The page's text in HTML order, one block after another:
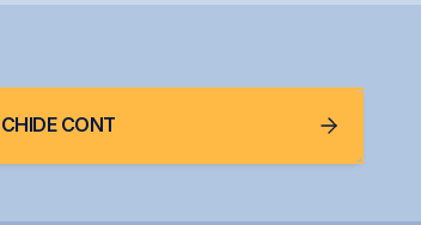
CONT